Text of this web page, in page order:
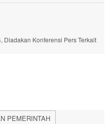
Diadakan Konferensi Pers Terkait
PEMERINTAH